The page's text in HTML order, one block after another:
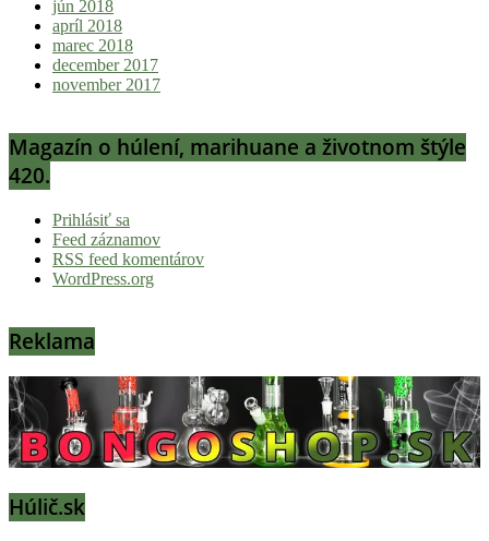
jún 2018
apríl 2018
marec 2018
december 2017
november 2017
Magazín o húlení, marihuane a životnom štýle
420.
Prihlásiť sa
Feed záznamov
RSS feed komentárov
WordPress.org
Reklama
Húlič.sk